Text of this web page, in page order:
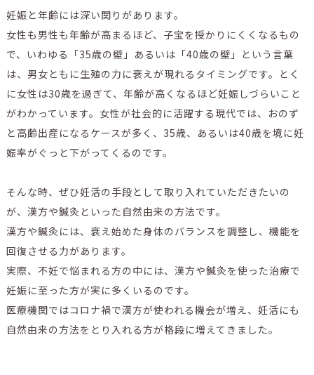
妊娠と年齢には深い関りがあります。
女性も男性も年齢が高まるほど、子宝を授かりにくくなるもの
で、いわゆる「35歳の壁」あるいは「40歳の壁」という言葉
は、男女ともに生殖の力に衰えが現れるタイミングです。とく
に女性は30歳を過ぎて、年齢が高くなるほど妊娠しづらいこと
がわかっています。女性が社会的に活躍する現代では、おのず
と高齢出産になるケースが多く、35歳、あるいは40歳を境に妊
娠率がぐっと下がってくるのです。
そんな時、ぜひ妊活の手段として取り入れていただきたいの
が、漢方や鍼灸といった自然由来の方法です。
漢方や鍼灸には、衰え始めた身体のバランスを調整し、機能を
回復させる力があります。
実際、不妊で悩まれる方の中には、漢方や鍼灸を使った治療で
妊娠に至った方が実に多くいるのです。
医療機関ではコロナ禍で漢方が使われる機会が増え、妊活にも
自然由来の方法をとり入れる方が格段に増えてきました。